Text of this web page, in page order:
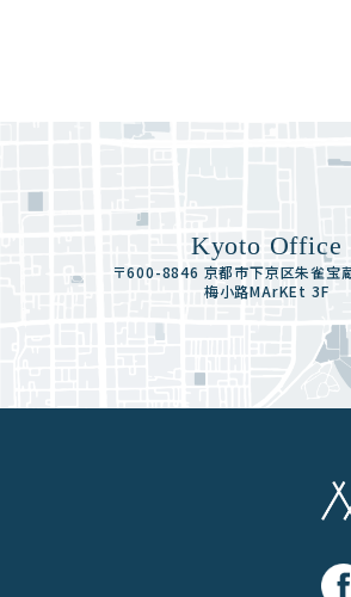
Kyoto Office
〒600-8846 京都市下京区朱雀宝
梅小路MArKEt 3F